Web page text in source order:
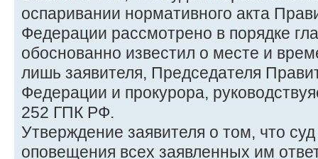
оспаривании нормативного акта
Федерации рассмотрено в порядке
обоснованно известил о месте и
лишь заявителя, Председателя
Федерации и прокурора,
252 ГПК РФ.
Утверждение заявителя о том, что
оповещения всех заявленных им